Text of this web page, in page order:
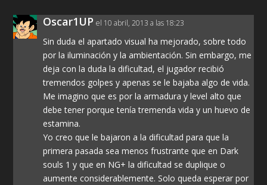
Oscar1UP el 10 abril, 2013 a las 18:23
Sin duda el apartado visual ha mejorado, sobre todo
por la iluminación y la ambientación. Sin embargo, me
deja con la duda la dificultad, el jugador recibió
tremendos golpes y apenas se le bajaba algo de vida.
Me imagino que es por la armadura y level alto que
debe tener porque tenía tremenda vida y un huevo de
estamina.
Yo creo que le bajaron a la dificultad para que la
primera pasada sea menos frustrante que en Dark
souls 1 y que en NG+ la dificultad se duplique o
aumente considerablemente. Solo queda esperar por